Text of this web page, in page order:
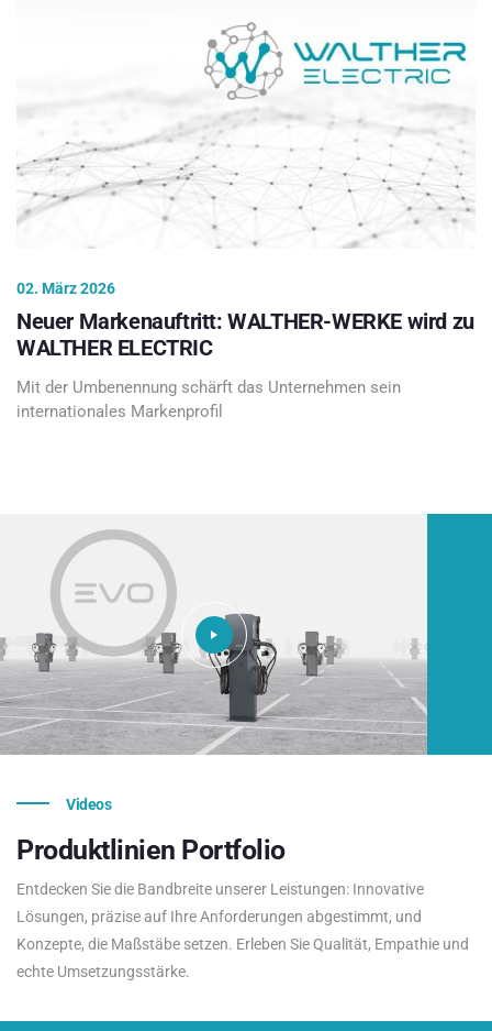
02. März 2026
Neuer Markenauftritt: WALTHER-WERKE wird zu
WALTHER ELECTRIC
Mit der Umbenennung schärft das Unternehmen sein
internationales Markenprofil
Videos
Produktlinien Portfolio
Entdecken Sie die Bandbreite unserer Leistungen: Innovative
Lösungen, präzise auf Ihre Anforderungen abgestimmt, und
Konzepte, die Maßstäbe setzen. Erleben Sie Qualität, Empathie und
echte Umsetzungsstärke.